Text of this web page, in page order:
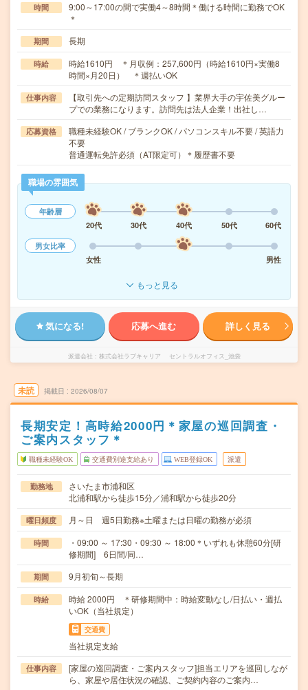
時間
9:00～17:00の間で実働4～8時間＊働ける時間に勤務でOK
＊
期間 長期
時給
時給1610円 ＊月収例：257,600円（時給1610円×実働8
時間×月20日） ＊週払いOK
仕事内容
【取引先への定期訪問スタッフ 】業界大手の宇佐美グルー
プでの業務になります。訪問先は法人企業！出社し…
応募資格
職種未経験OK / ブランクOK / パソコンスキル不要 / 英語力
不要
普通運転免許必須（AT限定可）＊履歴書不要
職場の雰囲気
年齢層
20代
30代 40代 50代
60代
男女比率
女性
男性
もっと見る
気になる! 応募へ進む 詳しく見る
派遣会社 株式会社ラブキャリア セントラルオフィス_池袋
未読 掲載日 2026/08/07
長期安定！高時給2000円＊家屋の巡回調査・
ご案内スタッフ＊
職種未経験OK 交通費別途支給あり WEB登録OK 派遣
勤務地
さいたま市浦和区
北浦和駅から徒歩15分／浦和駅から徒歩20分
曜日頻度 月～日 週5日勤務※土曜または日曜の勤務が必須
時間
・09:00 ～ 17:30・09:30 ～ 18:00＊いずれも休憩60分[研
修期間] 6日間/同…
期間 9月初旬～長期
時給
時給 2000円 ＊研修期間中：時給変動なし/日払い・週払
いOK（当社規定）
交通費
当社規定支給
仕事内容
[家屋の巡回調査・ご案内スタッフ]担当エリアを巡回しなが
ら、家屋や居住状況の確認、ご契約内容のご案内…